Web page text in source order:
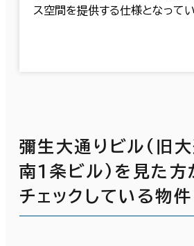
ス空間を提供する仕様となってい
彌生大通りビル(旧大
南１条ビル)を見た方
チェックしている物件